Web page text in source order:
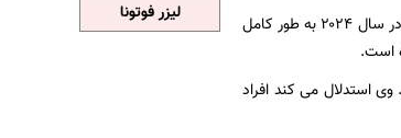
دولت راستگرای ملونی خواستار محدود کردن طرح به اصطلاح «درآمد شهروندان» در سال آینده است تا در گام بعدی در سال ۲۰۲۴ به طور کامل
است.
که در سال ۲۰۱۹ معرفی شد، بوده است. وی استدلال می کند افراد
لیزر فوتونا